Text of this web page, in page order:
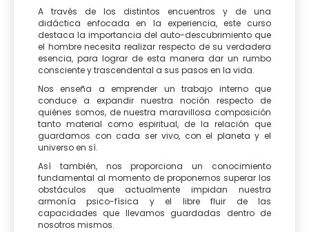
A través de los distintos encuentros y de una
didáctica enfocada en la experiencia, este curso
destaca la importancia del auto-descubrimiento que
el hombre necesita realizar respecto de su verdadera
esencia, para lograr de esta manera dar un rumbo
consciente y trascendental a sus pasos en la vida.
Nos enseña a emprender un trabajo interno que
conduce a expandir nuestra noción respecto de
quiénes somos, de nuestra maravillosa composición
tanto material como espiritual, de la relación que
guardamos con cada ser vivo, con el planeta y el
universo en sí.
Así también, nos proporciona un conocimiento
fundamental al momento de proponernos superar los
obstáculos que actualmente impidan nuestra
armonía psico-física y el libre fluir de las
capacidades que llevamos guardadas dentro de
nosotros mismos.